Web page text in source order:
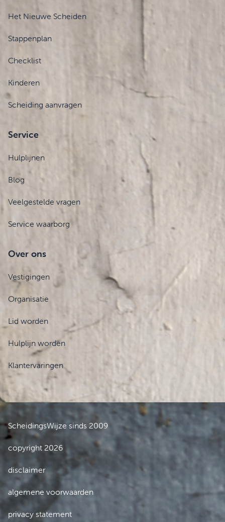
Het Nieuwe Scheiden
Stappenplan
Checklist
Kinderen
Scheiding aanvragen
Service
Hulplijnen
Blog
Veelgestelde vragen
Service waarborg
Over ons
Vestigingen
Organisatie
Lid worden
Hulplijn worden
Klantervaringen
ScheidingsWijze sinds 2009
copyright 2026
disclaimer
algemene voorwaarden
privacy statement